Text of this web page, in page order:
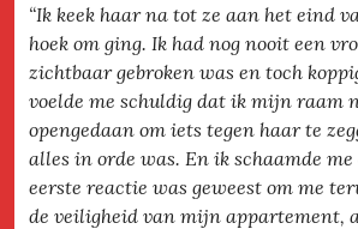
“Ik keek haar na tot ze aan het eind
hoek om ging. Ik had nog nooit een
zichtbaar gebroken was en toch
voelde me schuldig dat ik mijn raam
opengedaan om iets tegen haar te
alles in orde was. En ik schaamde
eerste reactie was geweest om me
de veiligheid van mijn appartement,